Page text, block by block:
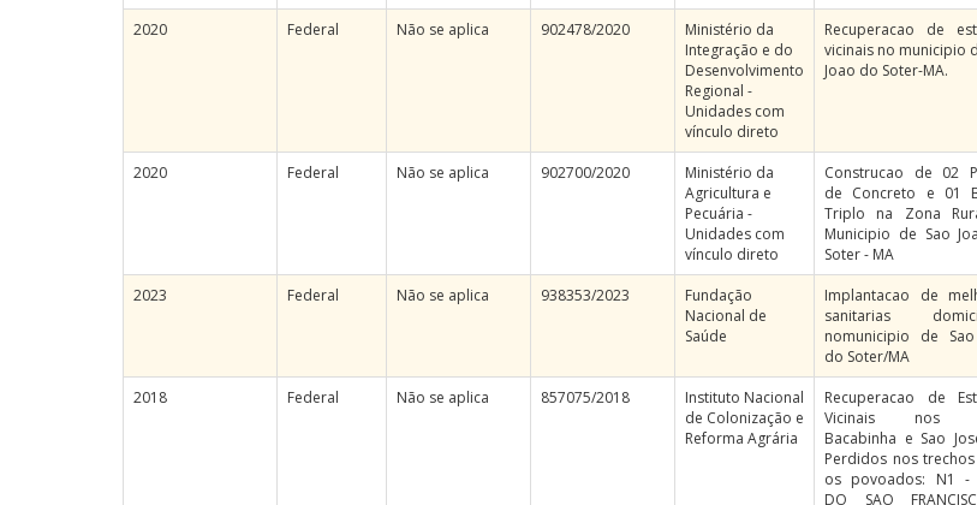
2020 Federal Não se aplica 902478/2020
Ministério da
Integração e do
Desenvolvimento
Regional -
Unidades com
vínculo direto
Recuperacao de
vicinais no municipio
Joao do Soter-MA.
2020 Federal Não se aplica 902700/2020
Ministério da
Agricultura e
Pecuária -
Unidades com
vínculo direto
Construcao de 02
de Concreto e 01
Triplo na Zona
Municipio de Sao
Soter - MA
2023 Federal Não se aplica 938353/2023
Fundação
Nacional de
Saúde
Implantacao de
sanitarias
nomunicipio de
do Soter/MA
2018 Federal Não se aplica 857075/2018
Instituto Nacional
de Colonização e
Reforma Agrária
Recuperacao de
Vicinais nos
Bacabinha e Sao
Perdidos nos
os povoados: N1 -
DO SAO